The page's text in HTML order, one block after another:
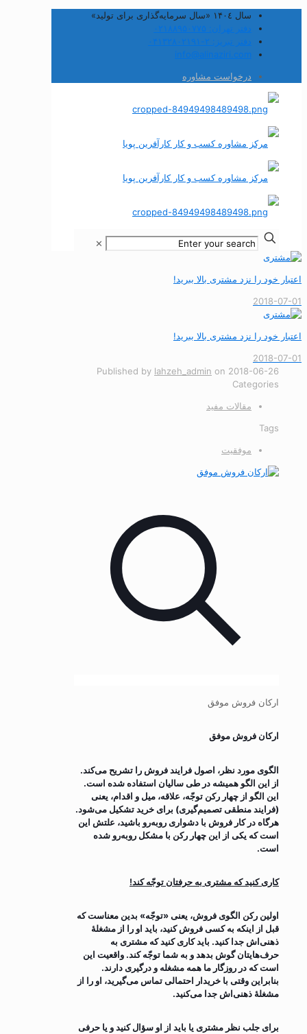
سال ۱۴۰٤ «سال سرمایه‌گذاری برای تولید»
دفتر تهران: ۰۲۱۸۸۹۵۰۷۷۵
دفتر تبریز: ۲-۰۴۱۳۲۸۰۲۱۹۱
info@alinaziri.com
درخواست مشاوره
✕
اعتبار خود را نزد مشتری بالا ببرید!
2018-07-01
اعتبار خود را نزد مشتری بالا ببرید!
2018-07-01
Published by lahzeh_admin on 2018-06-26
Categories
مقالات مفید
Tags
موفقیت
ارکان فروش موفق
ارکان فروش موفق
الگوی مورد نظر، اصول فرایند فروش را تشریح می‌کند.
از این الگو همیشه در طی سالیان استفاده شده است.
این الگو از چهار رکن توجّه، علاقه، میل و اقدام، یعنی
(فرایند منطقی تصمیم‌گیری) برای خرید تشکیل می‌شود.
هرگاه در کار فروش با دشواری روبه‌رو باشید، علتش این
است که یکی از این چهار رکن با مشکل رو‌به‌رو شده
است.
کاری کنید که مشتری به حرفتان توجّه کند!
اولین رکن الگوی فروش، یعنی «توجّه» بدین معناست که
قبل از اینکه به کسی فروش کنید، باید او را از مشغلۀ
ذهنی‌اش جدا کنید. باید کاری کنید که مشتری به
حرف‌هایتان گوش بدهد و به شما توجّه کند. واقعیت این
است که در روزگار ما همه مشغله و درگیری دارند.
بنابراین وقتی با خریدار احتمالی تماس می‌گیرید، او را از
مشغلۀ ذهنی‌اش جدا می‌کنید.
برای جلب نظر مشتری یا باید از او سؤال کنید و یا حرفی